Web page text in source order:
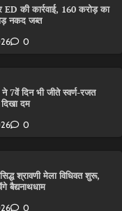
ED की कार्रवाई, 160 करोड़ का
नकद जब्त
0
7वें दिन भी जीते स्वर्ण-रजत
दम
0
श्रावणी मेला विधिवत शुरू,
बैद्यनाथधाम
0